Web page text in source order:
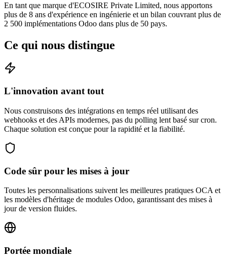
En tant que marque d'ECOSIRE Private Limited, nous apportons
plus de 8 ans d'expérience en ingénierie et un bilan couvrant plus de
2 500 implémentations Odoo dans plus de 50 pays.
Ce qui nous distingue
L'innovation avant tout
Nous construisons des intégrations en temps réel utilisant des
webhooks et des APIs modernes, pas du polling lent basé sur cron.
Chaque solution est conçue pour la rapidité et la fiabilité.
Code sûr pour les mises à jour
Toutes les personnalisations suivent les meilleures pratiques OCA et
les modèles d'héritage de modules Odoo, garantissant des mises à
jour de version fluides.
Portée mondiale